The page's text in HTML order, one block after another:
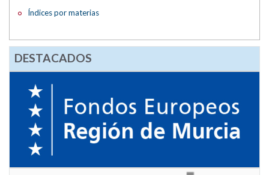
Índices por materias
DESTACADOS